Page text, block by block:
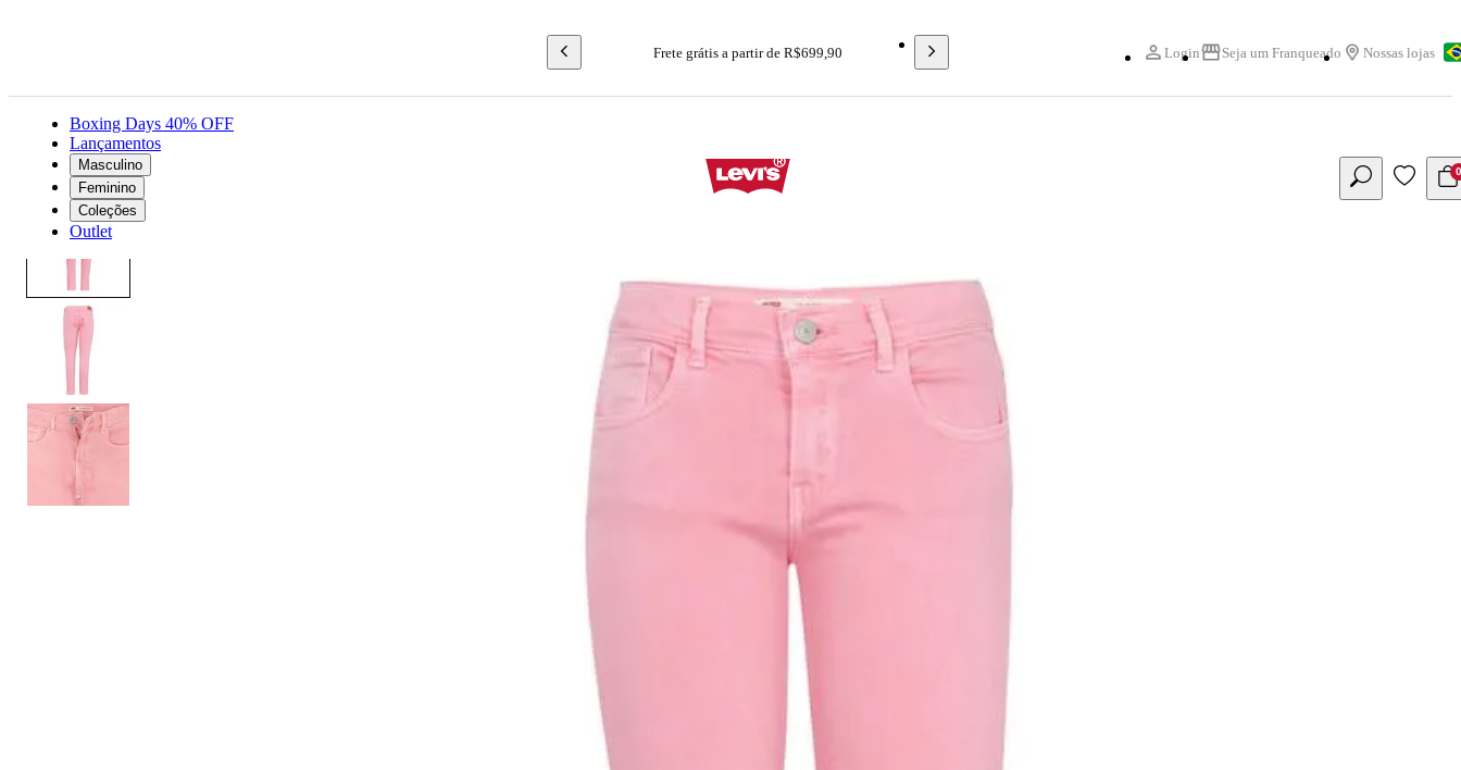
Frete grátis a partir de R$699,90 Login Seja um Franqueado Nossas lojas
Boxing Days 40% OFF
Lançamentos
Masculino
Feminino
Coleções
Outlet
0
Kids Menina